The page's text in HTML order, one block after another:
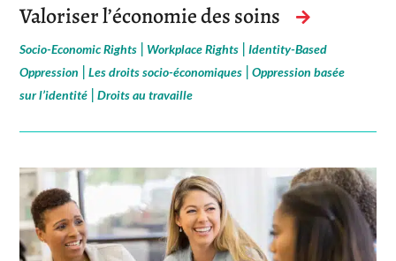
Valoriser l’économie des soins
Socio-Economic Rights | Workplace Rights |Identity-Based
Oppression |Les droits socio-économiques |Oppression basée
sur l’identité |Droits au travaille